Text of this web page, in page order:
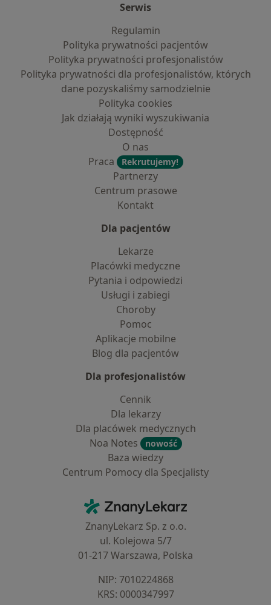
Serwis
Regulamin
Polityka prywatności pacjentów
Polityka prywatności profesjonalistów
Polityka prywatności dla profesjonalistów, których
dane pozyskaliśmy samodzielnie
Polityka cookies
Jak działają wyniki wyszukiwania
Dostępność
O nas
Praca
Rekrutujemy!
Partnerzy
Centrum prasowe
Kontakt
Dla pacjentów
Lekarze
Placówki medyczne
Pytania i odpowiedzi
Usługi i zabiegi
Choroby
Pomoc
Aplikacje mobilne
Blog dla pacjentów
Dla profesjonalistów
Cennik
Dla lekarzy
Dla placówek medycznych
Noa Notes
nowość
Baza wiedzy
Centrum Pomocy dla Specjalisty
ZnanyLekarz - Strona główna
ZnanyLekarz Sp. z o.o.
ul. Kolejowa 5/7
01-217 Warszawa, Polska
NIP: ⁠7010224868
KRS: ⁠0000347997